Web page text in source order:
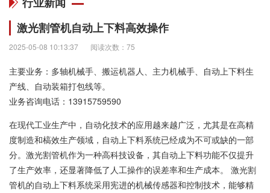
激光割管机自动上下料高效操作
2025-05-08 10:13:37 阅读次数：75
主要业务：多轴机械手、搬运机器人、主力机械手、自动上下料生
产线、自动装箱打包线等。
业务咨询电话： 13915759590
在现代工业生产中，自动化技术的应用越来越广泛，尤其是在高精
度制造和槁效生产领域，自动上下料系统已经成为不可或缺的一部
分。激光割管机作为一种高科技设备，其自动上下料功能不仅提升
了生产效率，还显著降低了人工操作的误差率和生产成本。 激光割
管机的自动上下料系统采用宪进的机械传感器和控制技术，能够精